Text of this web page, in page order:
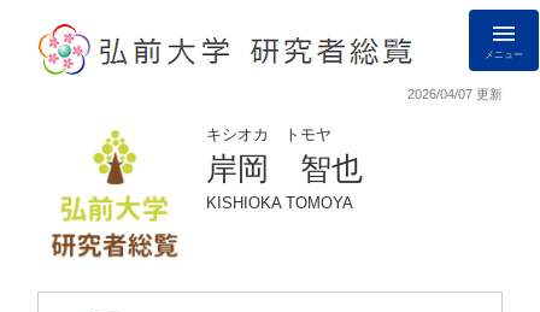
メニュー
2026/04/07 更新
キシオカ トモヤ
岸岡 智也
KISHIOKA TOMOYA